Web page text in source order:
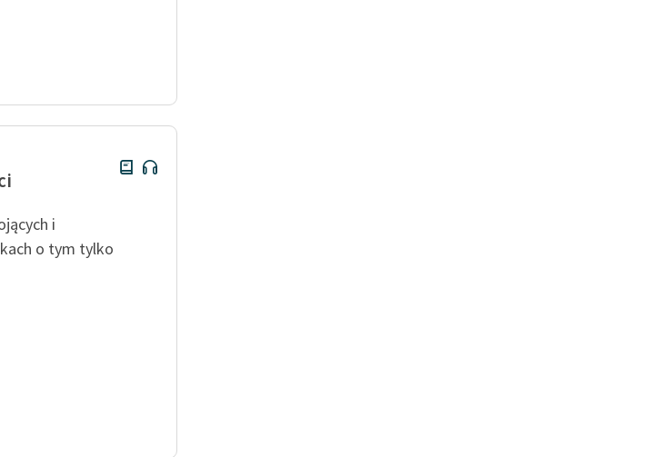
i
o tym tylko